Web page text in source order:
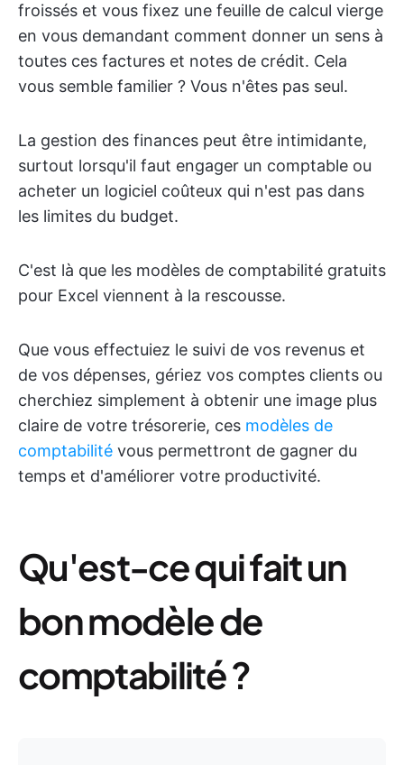
froissés et vous fixez une feuille de calcul vierge
en vous demandant comment donner un sens à
toutes ces factures et notes de crédit. Cela
vous semble familier ? Vous n'êtes pas seul.
La gestion des finances peut être intimidante,
surtout lorsqu'il faut engager un comptable ou
acheter un logiciel coûteux qui n'est pas dans
les limites du budget.
C'est là que les modèles de comptabilité gratuits
pour Excel viennent à la rescousse.
Que vous effectuiez le suivi de vos revenus et
de vos dépenses, gériez vos comptes clients ou
cherchiez simplement à obtenir une image plus
claire de votre trésorerie, ces modèles de
comptabilité vous permettront de gagner du
temps et d'améliorer votre productivité.
Qu'est-ce qui fait un
bon modèle de
comptabilité ?